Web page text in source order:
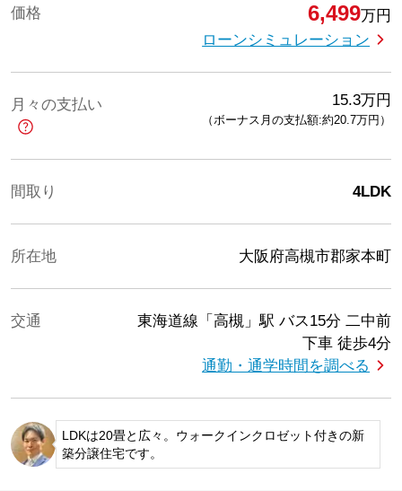
価格 6,499万円
ローンシミュレーション
月々の支払い 15.3万円
（ボーナス月の支払額:約20.7万円 ）
間取り 4LDK
所在地 大阪府高槻市郡家本町
交通 東海道線「高槻」駅 バス15分 二中前
下車 徒歩4分
通勤・通学時間を調べる
LDKは20畳と広々。ウォークインクロゼット付きの新
築分譲住宅です。